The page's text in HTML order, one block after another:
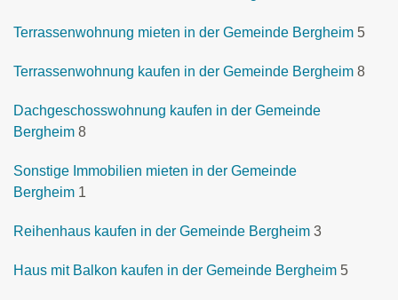
Terrassenwohnung mieten in der Gemeinde Bergheim 5
Terrassenwohnung kaufen in der Gemeinde Bergheim 8
Dachgeschosswohnung kaufen in der Gemeinde
Bergheim 8
Sonstige Immobilien mieten in der Gemeinde
Bergheim 1
Reihenhaus kaufen in der Gemeinde Bergheim 3
Haus mit Balkon kaufen in der Gemeinde Bergheim 5